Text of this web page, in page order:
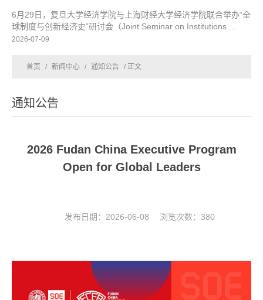
6月29日，复旦大学经济学院与上海财经大学经济学院联合举办“全
球制度与创新经济史”研讨会（Joint Seminar on Institutions ...
2026-07-09
首页 / 新闻中心 / 通知公告 / 正文
通知公告
2026 Fudan China Executive Program
Open for Global Leaders
发布日期：2026-06-08 浏览次数： 380